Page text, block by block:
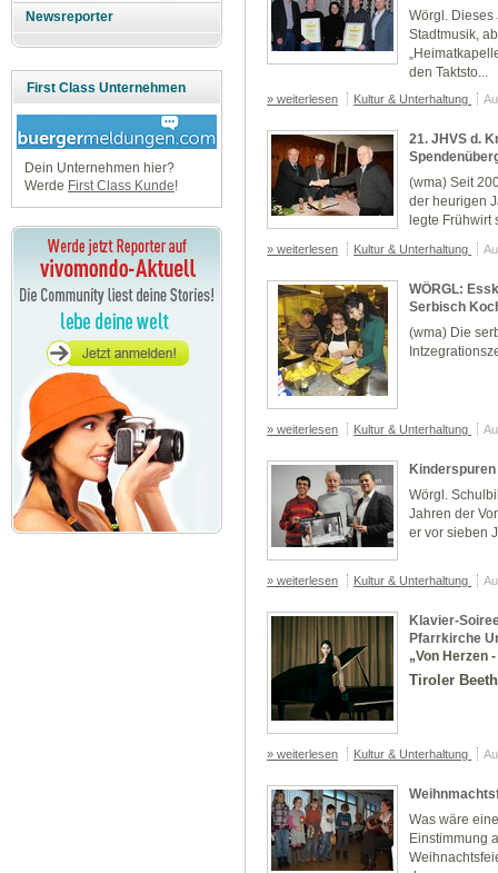
Newsreporter
First Class Unternehmen
Dein Unternehmen hier?
Werde First Class Kunde!
Wörgl.
Stadtmusik,
den Taktsto...
» weiterlesen Kultur & Unterhaltung
21. JHVS d.
(wma) Seit
der heurigen
legte
» weiterlesen Kultur & Unterhaltung
WÖRGL:
Serbisch
(wma) Die
» weiterlesen Kultur & Unterhaltung
Wörgl.
Jahren der
er vor sieben
» weiterlesen Kultur & Unterhaltung
Klavier-
Pfarrkirche
„Von Herzen
Tiroler
» weiterlesen Kultur & Unterhaltung
Was wäre
Einstimmung